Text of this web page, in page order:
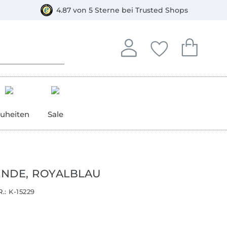
4.87 von 5 Sterne bei Trusted Shops
Anmelden
In deinem Konto
Deine
Du hast keine
Dein
Du hast
Sale
ROYALBLAU
K-15229